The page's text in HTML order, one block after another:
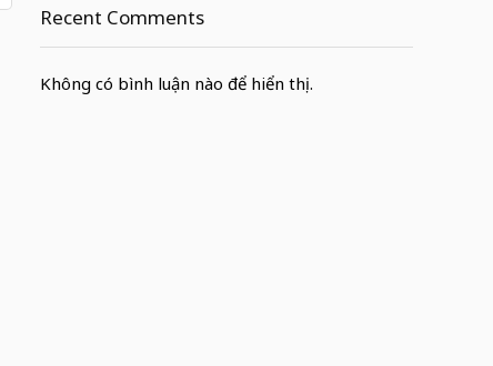
Recent Comments
Không có bình luận nào để hiển thị.